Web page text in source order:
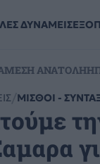
ΔΥΝΑΜΕΙΣ
ΜΕΣΗ ΑΝΑΤΟΛΗ
ΜΙΣΘΟΙ -